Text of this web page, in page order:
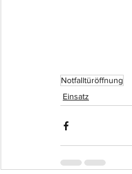
Notfalltüröffnung
Einsatz